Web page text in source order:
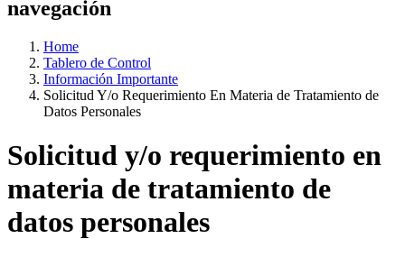
navegación
Home
Tablero de Control
Información Importante
Solicitud Y/o Requerimiento En Materia de Tratamiento de
Datos Personales
Solicitud y/o requerimiento en
materia de tratamiento de
datos personales